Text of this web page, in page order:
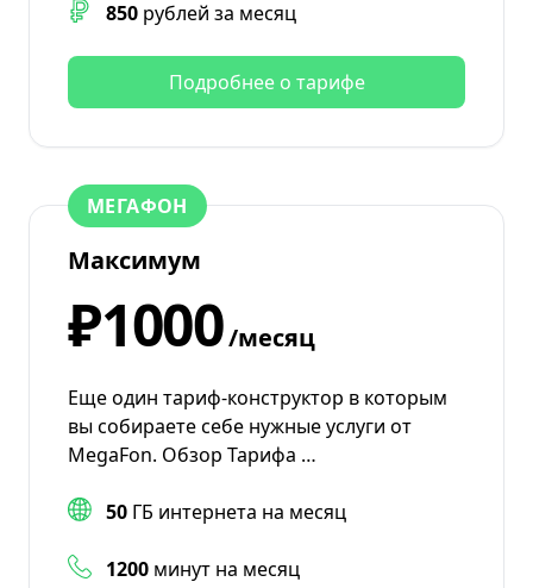
850 рублей за месяц
Подробнее о тарифе
МЕГАФОН
Максимум
₽1000/месяц
Еще один тариф-конструктор в которым
вы собираете себе нужные услуги от
MegaFon. Обзор Тарифа …
50 ГБ интернета на месяц
1200 минут на месяц